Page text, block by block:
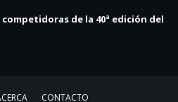
competidoras de la 40ª edición del
CONTACTO